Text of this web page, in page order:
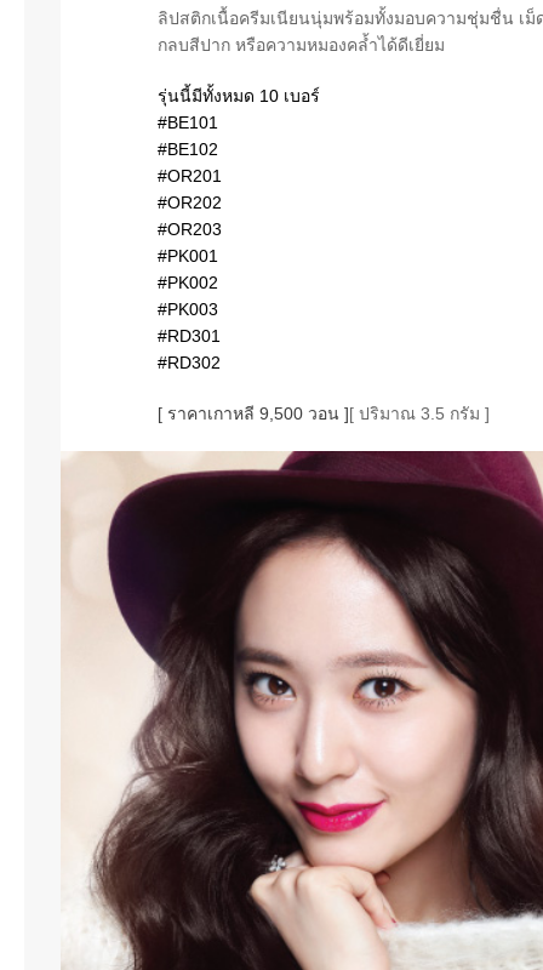
ลิปสติกเนื้อครีมเนียนนุ่มพร้อมทั้งมอบความชุ่มชื่น เ
กลบสีปาก หรือความหมองคล้ำได้ดีเยี่ยม
รุ่นนี้มีทั้งหมด 10 เบอร์
#BE101
#BE102
#OR201
#OR202
#OR203
#PK001
#PK002
#PK003
#RD301
#RD302
[ ราคาเกาหลี 9,500 วอน ][ ปริมาณ 3.5 กรัม ]